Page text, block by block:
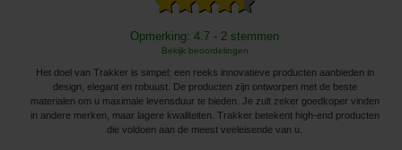
Opmerking: 4.7 - 2 stemmen
Bekijk beoordelingen
Het doel van Trakker is simpel: een reeks innovatieve producten aanbieden in
design, elegant en robuust. De producten zijn ontworpen met de beste
materialen om u maximale levensduur te bieden. Je zult zeker goedkoper vinden
in andere merken, maar lagere kwaliteiten. Trakker betekent high-end producten
die voldoen aan de meest veeleisende van u.